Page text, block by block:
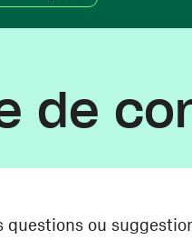
de
questions ou